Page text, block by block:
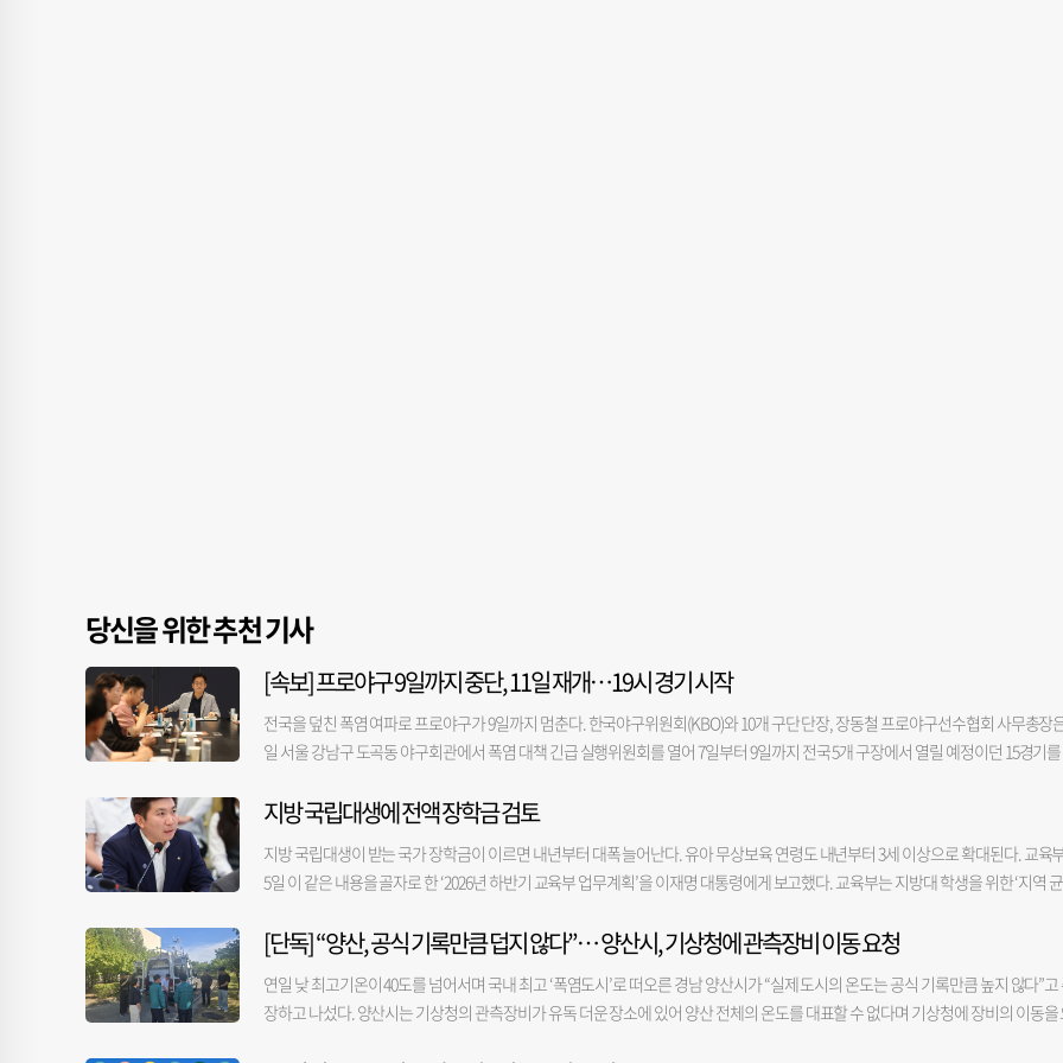
당신을 위한 추천 기사
[속보] 프로야구 9일까지 중단, 11일 재개…19시 경기 시작
전국을 덮친 폭염 여파로 프로야구가 9일까지 멈춘다. 한국야구위원회(KBO)와 10개 구단 단장, 장동철 프로야구선수협회 사무총장
일 서울 강남구 도곡동 야구회관에서 폭염 대책 긴급 실행위원회를 열어 7일부터 9일까지 전국 5개 구장에서 열릴 예정이던 15경기
올 시즌 폭염으로 취소된 경기는 총 30경기로 늘었다. 주말 동안 KBO 사무국과 10개 구단은 세부적인 폭염 대책과 시설을 마련한 뒤 11
서울 고척스카이돔에서 열리는 경기의 경우 평일 19시, 토요일 18시, 일요일은 방송 중계 상황에 따라 14시에 시작할 수 있도록 했다.
KBO 사무국은 클리닝 타임 개념의 쿨링 타임도 신설해 선수와 관람객을 보호하기로 했다. 한편 지난 4일 인천 SSG랜더스필드에서
당시 8회 말 SSG 공격 때 어지럼증을 느끼고 의식을 잃어 심정지가 의심됐으나, 의료진 진단 결과 폭염에 따른 탈수와 혈압 저하 등으로
인한 실신으로 확인됐다. 이날 경기에서는 이 씨를 포함해 관중 25명이 온열질환 의심 증상을 호소해 치료를 받았다. 의료진은 이 씨가
더위와 탈수, 장시간 서서 응원한 점 등이 복합적으로 작용해 일시적으로 뇌 혈류가 감소해 실신한 것으로 판단했다. 이 씨를 치료한 위
지방 국립대생에 전액 장학금 검토
지방 국립대생이 받는 국가 장학금이 이르면 내년부터 대폭 늘어난다. 유아 무상보육 연령도 내년부터 3세 이상으로 확대된다. 교육
5일 이 같은 내용을 골자로 한 ‘2026년 하반기 교육부 업무계획’을 이재명 대통령에게 보고했다. 교육부는 지방대 학생을 위한 ‘지역
안도 검토 중이다. 이달 중 도입 시기와 대상 등을 확정해 발표할 예정으로, 이르면 이번 장학금 정책은 2027학번부터 적용된다. 또 지역
대에는 학교당 1000억 원의 예산이 투입된다. 기업이 요구하는 ‘5극 3특 지역인재’를 대학이 신속히 양성할 수 있도록 지역협약 정원제
인재 양성 신속트랙제도 신설한다. 아울러 교육부는 생애초기 돌봄교육 지원을 강화하는 차원에서 유아 무상보육을 내년부터 3∼5
[단독] “양산, 공식 기록만큼 덥지 않다”… 양산시, 기상청에 관측장비 이동 요청
연일 낮 최고기온이 40도를 넘어서며 국내 최고 ‘폭염도시’로 떠오른 경남 양산시가 “실제 도시의 온도는 공식 기록만큼 높지 않다”고
장하고 나섰다. 양산시는 기상청의 관측장비가 유독 더운 장소에 있어 양산 전체의 온도를 대표할 수 없다며 기상청에 장비의 이동을